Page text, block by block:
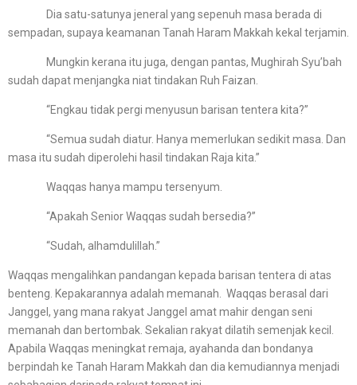
Dia satu-satunya jeneral yang sepenuh masa berada di
sempadan, supaya keamanan Tanah Haram Makkah kekal terjamin.
Mungkin kerana itu juga, dengan pantas, Mughirah Syu’bah
sudah dapat menjangka niat tindakan Ruh Faizan.
“Engkau tidak pergi menyusun barisan tentera kita?”
“Semua sudah diatur. Hanya memerlukan sedikit masa. Dan
masa itu sudah diperolehi hasil tindakan Raja kita.”
Waqqas hanya mampu tersenyum.
“Apakah Senior Waqqas sudah bersedia?”
“Sudah, alhamdulillah.”
Waqqas mengalihkan pandangan kepada barisan tentera di atas
benteng. Kepakarannya adalah memanah. Waqqas berasal dari
Janggel, yang mana rakyat Janggel amat mahir dengan seni
memanah dan bertombak. Sekalian rakyat dilatih semenjak kecil.
Apabila Waqqas meningkat remaja, ayahanda dan bondanya
berpindah ke Tanah Haram Makkah dan dia kemudiannya menjadi